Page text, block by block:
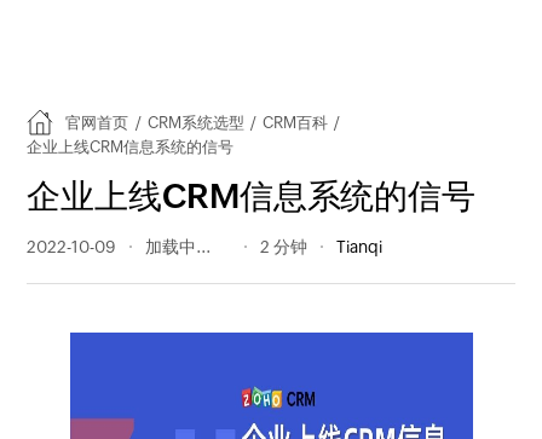
官网首页 / CRM系统选型 / CRM百科 /
企业上线CRM信息系统的信号
企业上线CRM信息系统的信号
2022-10-09 266 阅读量 2 分钟 Tianqi